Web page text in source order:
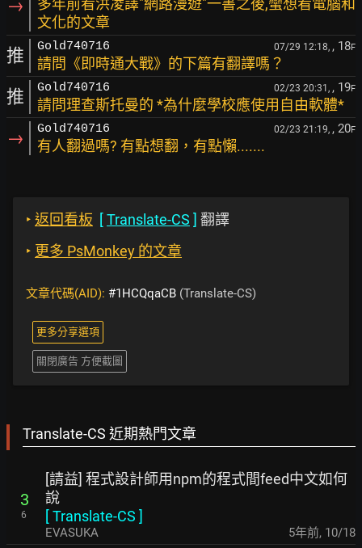
→
多年前看洪凌譯"網路漫遊"一書之後,蠻想看電腦和
文化的文章
推 Gold740716 07/29 12:18, , 18F
請問《即時通大戰》的下篇有翻譯嗎？
推 Gold740716 02/23 20:31, , 19F
請問理查斯托曼的 *為什麼學校應使用自由軟體*
→ Gold740716 02/23 21:19, , 20F
有人翻過嗎? 有點想翻，有點懶.......
‣ 返回看板 [Translate-CS ] 翻譯
‣ 更多 PsMonkey 的文章
文章代碼(AID): #1HCQqaCB (Translate-CS)
更多分享選項
關閉廣告 方便截圖
Translate-CS 近期熱門文章
3
6
[請益] 程式設計師用npm的程式間feed中文如何
說
[Translate-CS ]
EVASUKA 5年前, 10/18